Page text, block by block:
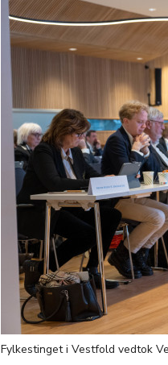
Fylkestinget i Vestfold vedtok